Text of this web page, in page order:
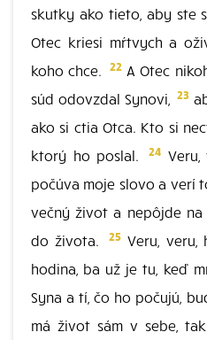
skutky ako tieto, aby ste
Otec kriesi mŕtvych a
koho chce. 22A Otec
súd odovzdal Synovi,
23
ako si ctia Otca. Kto si
ktorý ho poslal.
24Veru,
počúva moje slovo a verí
večný život a nepôjde na
do života.
25Veru, veru,
hodina, ba už je tu, keď
Syna a tí, čo ho počujú,
má život sám v sebe,